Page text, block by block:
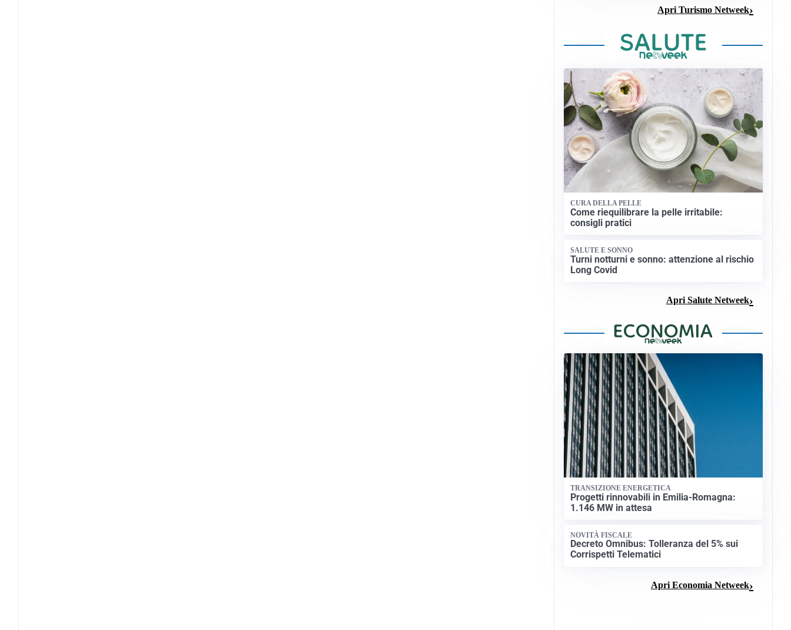
Apri Turismo Netweek
CURA DELLA PELLE
Come riequilibrare la pelle irritabile:
consigli pratici
SALUTE E SONNO
Turni notturni e sonno: attenzione al rischio
Long Covid
Apri Salute Netweek
TRANSIZIONE ENERGETICA
Progetti rinnovabili in Emilia-Romagna:
1.146 MW in attesa
NOVITÀ FISCALE
Decreto Omnibus: Tolleranza del 5% sui
Corrispetti Telematici
Apri Economia Netweek